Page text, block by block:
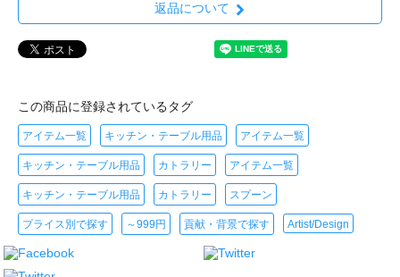
返品について
この商品に登録されているタグ
アイテム一覧 キッチン・テーブル用品 アイテム一覧
キッチン・テーブル用品 カトラリー アイテム一覧
キッチン・テーブル用品 カトラリー スプーン
プライス別で探す ～999円 貢献・背景で探す Artist/Design